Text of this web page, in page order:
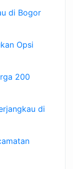
di Bogor
Opsi
200
di